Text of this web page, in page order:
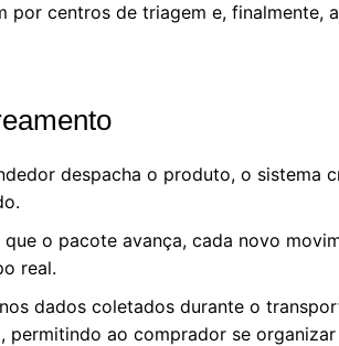
por centros de triagem e, finalmente,
despacha o produto, o sistema
que o pacote avança, cada novo
real.
dados coletados durante o
permitindo ao comprador se organizar